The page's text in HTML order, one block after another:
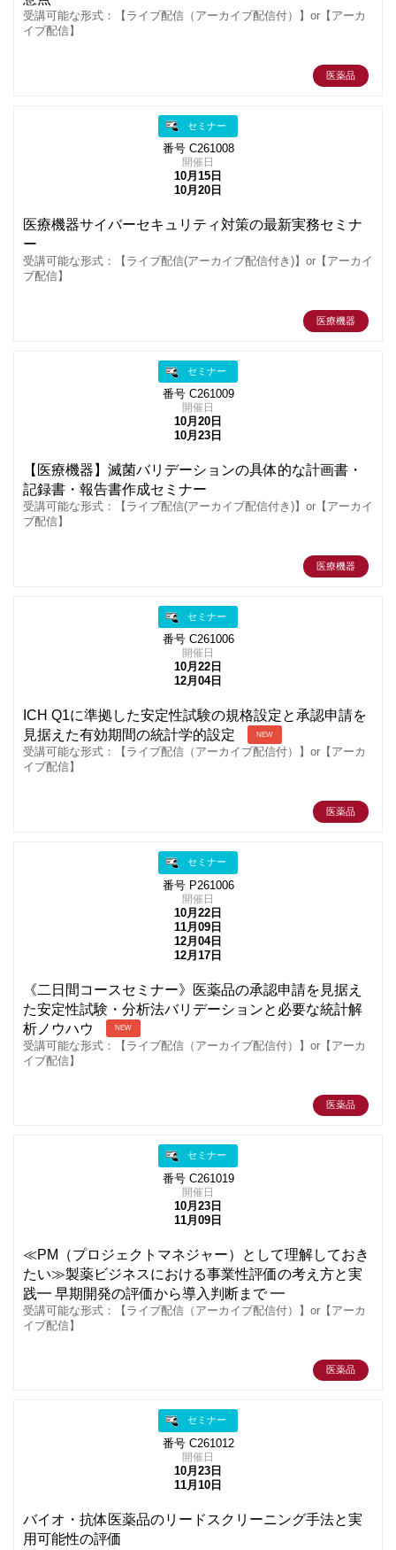
受講可能な形式：【ライブ配信（アーカイブ配信付）】or【アーカ
イブ配信】
医薬品
セミナー
番号 C261008
開催日
10月15日
10月20日
医療機器サイバーセキュリティ対策の最新実務セミナ
ー
受講可能な形式：【ライブ配信(アーカイブ配信付き)】or【アーカイ
ブ配信】
医療機器
セミナー
番号 C261009
開催日
10月20日
10月23日
【医療機器】滅菌バリデーションの具体的な計画書・
記録書・報告書作成セミナー
受講可能な形式：【ライブ配信(アーカイブ配信付き)】or【アーカイ
ブ配信】
医療機器
セミナー
番号 C261006
開催日
10月22日
12月04日
ICH Q1に準拠した安定性試験の規格設定と承認申請を
見据えた有効期間の統計学的設定
NEW
受講可能な形式：【ライブ配信（アーカイブ配信付）】or【アーカ
イブ配信】
医薬品
セミナー
番号 P261006
開催日
10月22日
11月09日
12月04日
12月17日
《二日間コースセミナー》医薬品の承認申請を見据え
た安定性試験・分析法バリデーションと必要な統計解
析ノウハウ
NEW
受講可能な形式：【ライブ配信（アーカイブ配信付）】or【アーカ
イブ配信】
医薬品
セミナー
番号 C261019
開催日
10月23日
11月09日
≪PM（プロジェクトマネジャー）として理解しておき
たい≫製薬ビジネスにおける事業性評価の考え方と実
践━ 早期開発の評価から導入判断まで ━
受講可能な形式：【ライブ配信（アーカイブ配信付）】or【アーカ
イブ配信】
医薬品
セミナー
番号 C261012
開催日
10月23日
11月10日
バイオ・抗体医薬品のリードスクリーニング手法と実
用可能性の評価